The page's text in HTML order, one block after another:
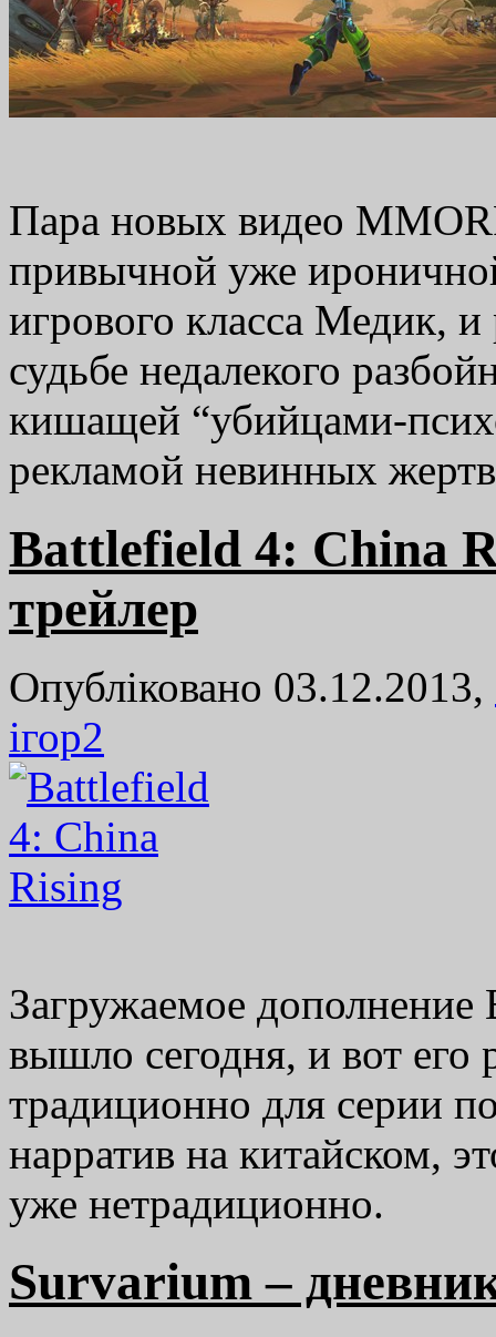
Пара новых видео
привычной уже
игрового класса Медик, и
судьбе недалекого
кишащей “убийцами-
рекламой невинных
Battlefield 4: China
трейлер
Опубліковано 03.12.2013,
ігор2
Загружаемое
вышло сегодня, и вот его
традиционно для серии
нарратив на китайском,
уже нетрадиционно.
Survarium –